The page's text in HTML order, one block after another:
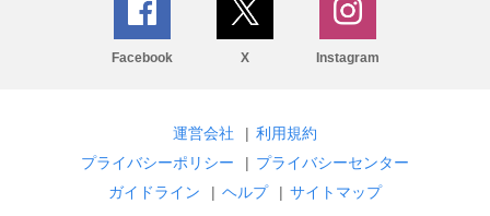
Facebook X Instagram
運営会社 | 利用規約
プライバシーポリシー
| プライバシーセンター
ガイドライン
| ヘルプ | サイトマップ